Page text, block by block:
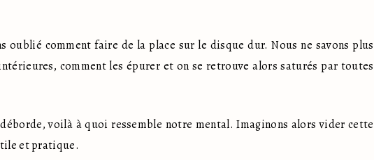
oublié comment faire de la place sur le disque dur. Nous ne savons plus
comment les épurer et on se retrouve alors saturés par toutes
voilà à quoi ressemble notre mental. Imaginons alors vider cette
et pratique.